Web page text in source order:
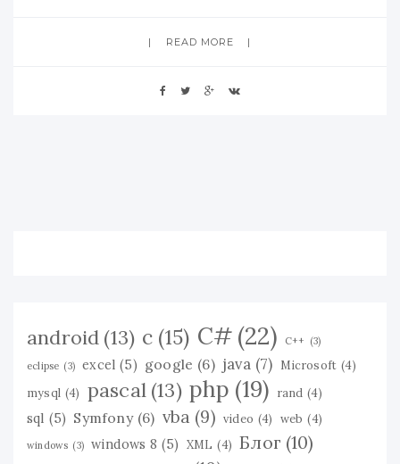
READ MORE
android (13) c (15) C# (22) C++ (3)
eclipse (3) excel (5) google (6) java (7) Microsoft (4)
mysql (4) pascal (13) php (19) rand (4)
sql (5) Symfony (6) vba (9) video (4) web (4)
windows (3) windows 8 (5) XML (4) Блог (10)